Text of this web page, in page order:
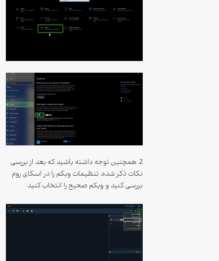
2. همچنین توجه داشته باشید که بعد از بررسی
نکات ذکر شده، تنظیمات وبکم را در اسکای روم
بررسی کنید و وبکم صحیح را انتخاب کنید.